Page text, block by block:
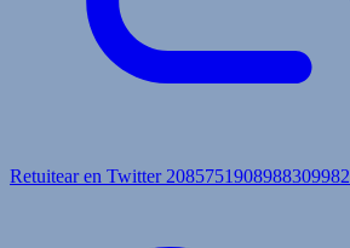
Retuitear en Twitter 2085751908988309982